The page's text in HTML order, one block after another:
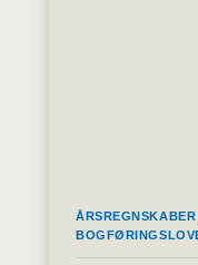
ÅRSREGNSKABER